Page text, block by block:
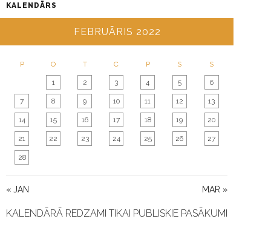
I
N
KALENDĀRS
FEBRUĀRIS 2022
P O T C P S S
« JAN MAR »
1 2 3 4 5 6
7 8 9 10 11 12 13
14 15 16 17 18 19 20
21 22 23 24 25 26 27
28
KALENDĀRĀ REDZAMI TIKAI PUBLISKIE PASĀKUMI